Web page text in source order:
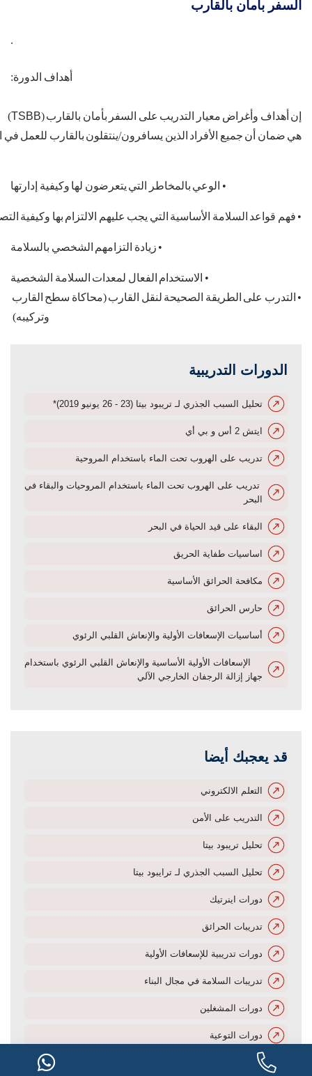
الدورات التدريبية
تحليل السبب الجذري لـ تريبود بيتا (23 - 26 يونيو 2019)*
ايتش 2 أس و بي أي
تدريب على الهروب تحت الماء باستخدام المروحية
تدريب على الهروب تحت الماء باستخدام المروحيات والبقاء في
البحر
البقاء على قيد الحياة في البحر
اساسيات طفاية الحريق
مكافحة الحرائق الأساسية
حارس الحرائق
أساسيات الإسعافات الأولية والإنعاش القلبي الرئوي
الإسعافات الأولية الأساسية والإنعاش القلبي الرئوي باستخدام
جهاز إزالة الرجفان الخارجي الآلي
قد يعجبك أيضا
التعلم الالكتروني
التدريب على الأمن
تحليل تريبود بيتا
تحليل السبب الجذري لـ ترايبود بيتا
دورات اينرتيك
تدريبات الحرائق
دورات تدريبية للإسعافات الأولية
تدريبات السلامة في مجال البناء
دورات المشغلين
دورات التوعية
السفر بأمان بالقارب
.
أهداف الدورة:
إن أهداف وأغراض معيار التدريب على السفر بأمان بالقارب(
TSBB
)
هي ضمان أن جميع الأفراد الذين يسافرون/ينتقلون بالقارب للعمل في
• الوعي بالمخاطر التي يتعرضون لها وكيفية إدارتها
• فهم قواعد السلامة الأساسية التي يجب عليهم الالتزام بها وكيفية
• زيادة التزامهم الشخصي بالسلامة
• الاستخدام الفعال لمعدات السلامة الشخصية
• التدرب على الطريقة الصحيحة لنقل القارب (محاكاة سطح القارب
وتركيبه)